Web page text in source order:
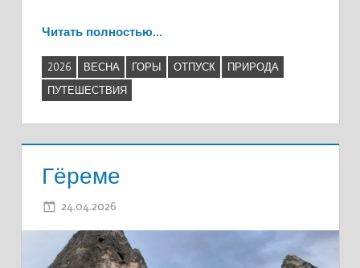
Читать полностью…
2026 ВЕСНА ГОРЫ ОТПУСК
ПРИРОДА
ПУТЕШЕСТВИЯ
Гёреме
24.04.2026